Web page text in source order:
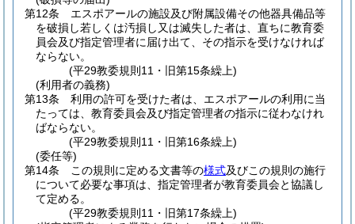
第12条
エスポアールの施設及び附属設備その他器具備品等
を破損し若しくは汚損し又は滅失した者は、直ちに教育委
員会及び指定管理者に届け出て、その指示を受けなければ
ならない。
(平29教委規則11・旧第15条繰上)
(利用者の義務)
第13条
利用の許可を受けた者は、エスポアールの利用に当
たっては、教育委員会及び指定管理者の指示に従わなけれ
ばならない。
(平29教委規則11・旧第16条繰上)
(委任等)
第14条
この規則に定める文書等の様式及びこの規則の施行
について必要な事項は、指定管理者が教育委員会と協議し
て定める。
(平29教委規則11・旧第17条繰上)